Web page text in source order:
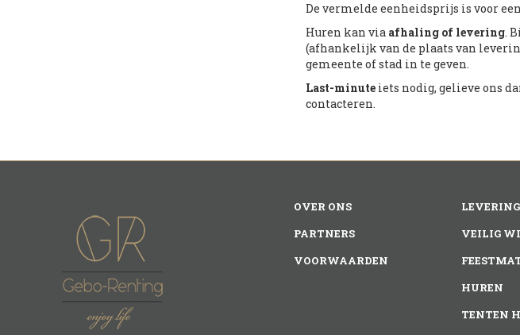
De vermelde eenheidsprijs is voor
Huren kan via afhaling of levering.
(afhankelijk van de plaats van
gemeente of stad in te geven.
Last-minute iets nodig, gelieve ons
contacteren.
OVER ONS
PARTNERS
VOORWAARDEN
LEVERING
VEILIG
HUREN
TENTEN